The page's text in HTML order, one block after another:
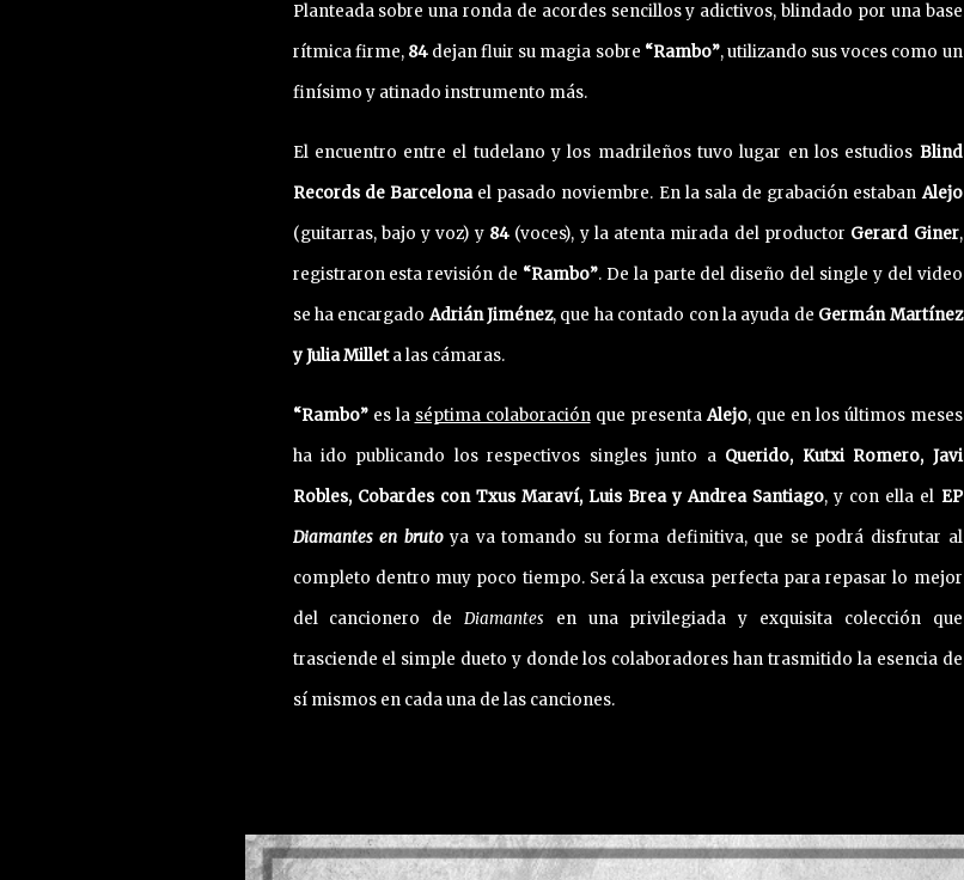
Planteada sobre una ronda de acordes sencillos y adictivos, blindado por una base
rítmica firme, 84dejan fluir su magia sobre “Rambo”, utilizando sus voces como un
finísimo y atinado instrumento más.
El encuentro entre el tudelano y los madrileños tuvo lugar en los estudios Blind
Records de Barcelonael pasado noviembre. En la sala de grabación estabanAlejo
(guitarras, bajo y voz) y 84(voces), y la atenta mirada del productor Gerard Giner,
registraron esta revisión de “Rambo”. De la parte del diseño del single y del video
se ha encargadoAdrián Jiménez, que ha contado con la ayuda de Germán Martínez
y Julia Milleta las cámaras.
“Rambo”es la séptima colaboraciónque presentaAlejo, que en los últimos meses
ha ido publicando los respectivos singles junto a Querido, Kutxi Romero, Javi
Robles, Cobardes con Txus Maraví, Luis Brea y Andrea Santiago, y con ella el EP
Diamantes en brutoya va tomando su forma definitiva, que se podrá disfrutar al
completo dentro muy poco tiempo. Será la excusa perfecta para repasar lo mejor
del cancionero de Diamantes en una privilegiada y exquisita colección que
trasciende el simple dueto y donde los colaboradores han trasmitido la esencia de
sí mismos en cada una de las canciones.